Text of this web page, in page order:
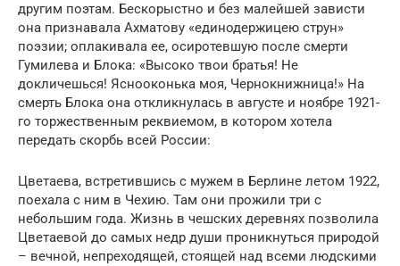
другим поэтам. Бескорыстно и без малейшей зависти
она признавала Ахматову «единодержицею струн»
поэзии; оплакивала ее, осиротевшую после смерти
Гумилева и Блока: «Высоко твои братья! Не
докличешься! Яснооконька моя, Чернокнижница!» На
смерть Блока она откликнулась в августе и ноябре 1921-
го торжественным реквиемом, в котором хотела
передать скорбь всей России:
Цветаева, встретившись с мужем в Берлине летом 1922,
поехала с ним в Чехию. Там они прожили три с
небольшим года. Жизнь в чешских деревнях позволила
Цветаевой до самых недр души проникнуться природой
– вечной, непреходящей, стоящей над всеми людскими